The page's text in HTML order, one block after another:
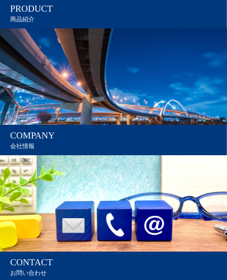
PRODUCT
商品紹介
COMPANY
会社情報
CONTACT
お問い合わせ